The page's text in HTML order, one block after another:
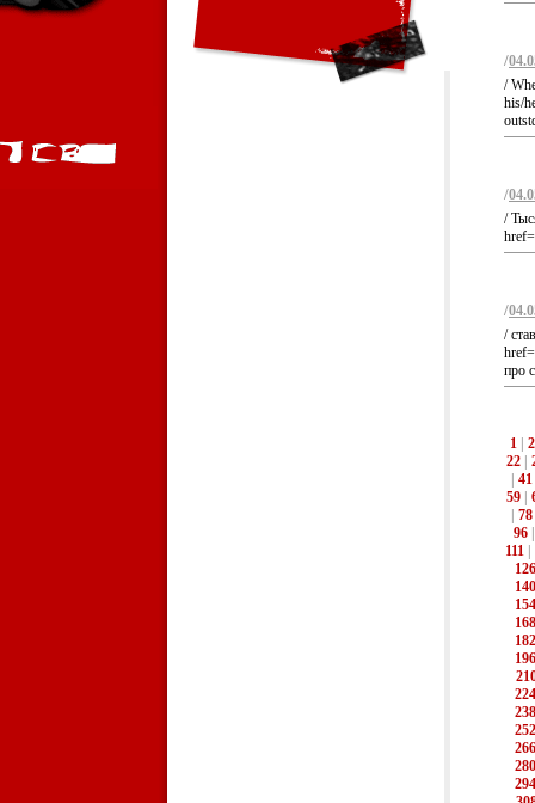
/
/
his/
/
/
/
/
про
1
2
22|
41
59|
78
96
111|
126
140
154
168
182
196
224
238
252
266
280
294